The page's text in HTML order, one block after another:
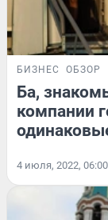
БИЗНЕС ОБЗОР
Ба,
компании
4 июля, 2022, 06:00